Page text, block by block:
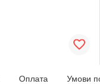
Оплата Умови